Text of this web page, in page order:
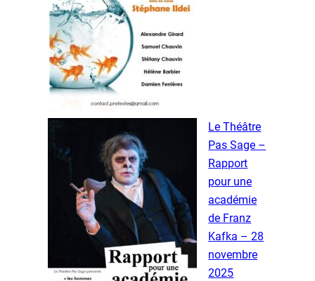
Le Théâtre
Pas Sage –
Rapport
pour une
académie
de Franz
Kafka – 28
novembre
2025